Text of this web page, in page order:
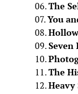
06.The
07.You
08.
09.Seven
10.
11.The
12.Heavy